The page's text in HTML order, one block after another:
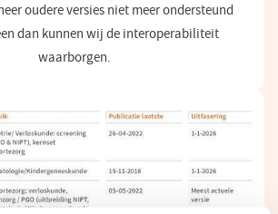
oudere versies niet meer ondersteund
dan kunnen wij de interoperabiliteit
waarborgen.